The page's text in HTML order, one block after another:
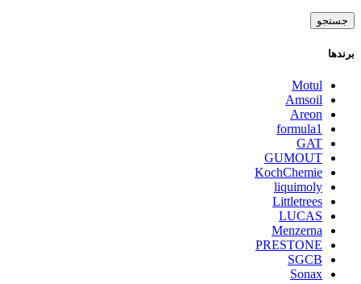
جستجو
برندها
Motul
Amsoil
Areon
formula1
GAT
GUMOUT
KochChemie
liquimoly
Littletrees
LUCAS
Menzerna
PRESTONE
SGCB
Sonax